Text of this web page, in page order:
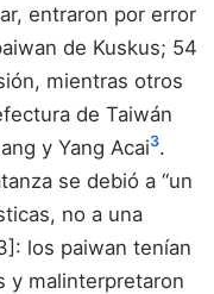
entraron por error
de Kuskus; 54
mientras otros
de Taiwán
y Yang Acai3.
se debió a “un
no a una
los paiwan tenían
y malinterpretaron